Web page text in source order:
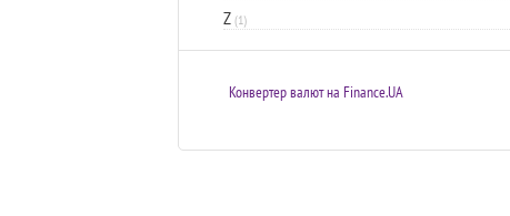
Z (1)
Конвертер валют на Finance.UA